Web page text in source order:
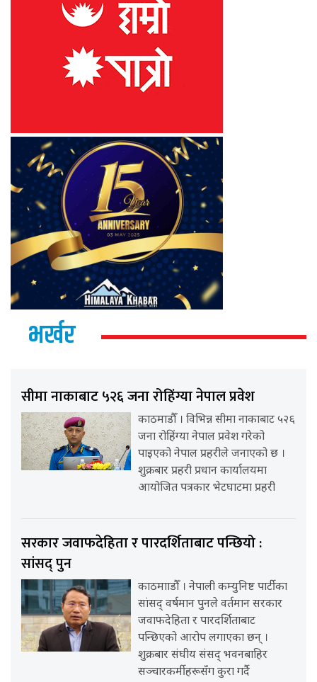
भर्खर
सीमा नाकाबाट ५२६ जना रोहिंग्या नेपाल प्रवेश
काठमाडौँ । विभिन्न सीमा नाकाबाट ५२६
जना रोहिंग्या नेपाल प्रवेश गरेको
पाइएको नेपाल प्रहरीले जनाएको छ ।
शुक्रबार प्रहरी प्रधान कार्यालयमा
आयोजित पत्रकार भेटघाटमा प्रहरी
सरकार जवाफदेहिता र पारदर्शिताबाट पन्छियो :
सांसद् पुन
काठमााडौँ । नेपाली कम्युनिष्ट पार्टीका
सांसद् वर्षमान पुनले वर्तमान सरकार
जवाफदेहिता र पारदर्शिताबाट
पन्छिएको आरोप लगाएका छन् ।
शुक्रबार संघीय संसद् भवनबाहिर
सञ्चारकर्मीहरूसँग कुरा गर्दै